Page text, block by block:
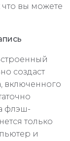
вы можете
создаст
включенного
флэш-
только
и